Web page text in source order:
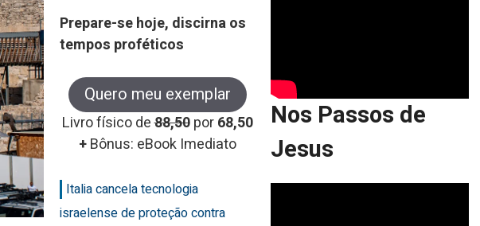
Prepare-se hoje, discirna os
tempos proféticos
Quero meu exemplar
Livro físico de88,50 por68,50
+Bônus: eBook Imediato
Italia cancela tecnologia
israelense de proteção contra
Nos Passos de
Jesus